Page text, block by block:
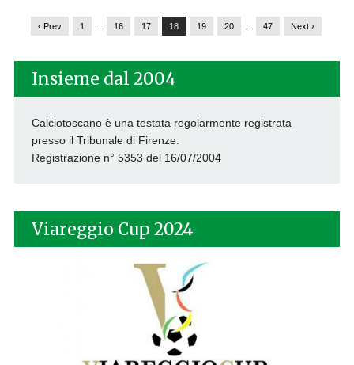
‹ Prev 1 16 17 18 19 20 47 Next ›
Insieme dal 2004
Calciotoscano è una testata regolarmente registrata
presso il Tribunale di Firenze.
Registrazione n° 5353 del 16/07/2004
Viareggio Cup 2024